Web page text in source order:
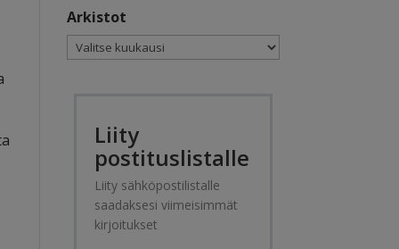
Arkistot
Arkistot
Liity
postituslistalle
Liity sähköpostilistalle
saadaksesi viimeisimmät
kirjoitukset